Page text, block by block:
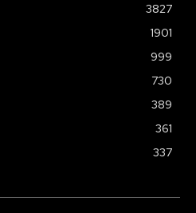
3827
1901
999
730
389
361
337